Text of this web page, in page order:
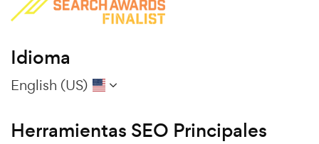
Idioma
English (US)
Herramientas SEO Principales